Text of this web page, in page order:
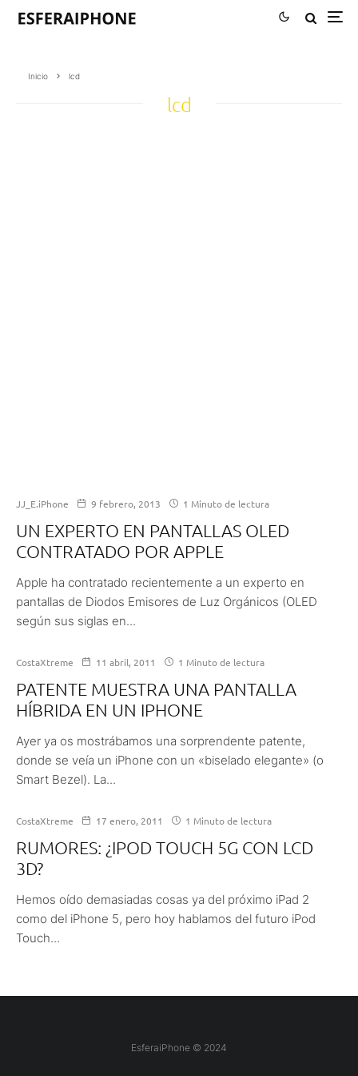
Inicio lcd
lcd
JJ_E.iPhone 9 febrero, 2013 1 Minuto de lectura
UN EXPERTO EN PANTALLAS OLED
CONTRATADO POR APPLE
Apple ha contratado recientemente a un experto en
pantallas de Diodos Emisores de Luz Orgánicos (OLED
según sus siglas en...
CostaXtreme 11 abril, 2011 1 Minuto de lectura
PATENTE MUESTRA UNA PANTALLA
HÍBRIDA EN UN IPHONE
Ayer ya os mostrábamos una sorprendente patente,
donde se veía un iPhone con un «biselado elegante» (o
Smart Bezel). La...
CostaXtreme 17 enero, 2011 1 Minuto de lectura
RUMORES: ¿IPOD TOUCH 5G CON LCD
3D?
Hemos oído demasiadas cosas ya del próximo iPad 2
como del iPhone 5, pero hoy hablamos del futuro iPod
Touch...
EsferaiPhone © 2024